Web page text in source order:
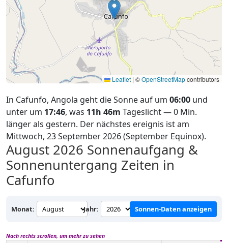
Leaflet | ©OpenStreetMapcontributors
In Cafunfo, Angola geht die Sonne auf um 06:00 und
unter um 17:46, was 11h 46m Tageslicht — 0 Min.
länger als gestern. Der nächstes ereignis ist am
Mittwoch, 23 September 2026 (September Equinox).
August 2026 Sonnenaufgang &
Sonnenuntergang Zeiten in
Cafunfo
Monat: Jahr: Sonnen-Daten anzeigen
Nach rechts scrollen, um mehr zu sehen